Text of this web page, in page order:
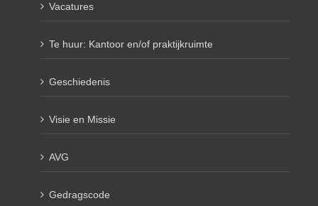
Vacatures
Te huur: Kantoor en/of praktijkruimte
Geschiedenis
Visie en Missie
AVG
Gedragscode